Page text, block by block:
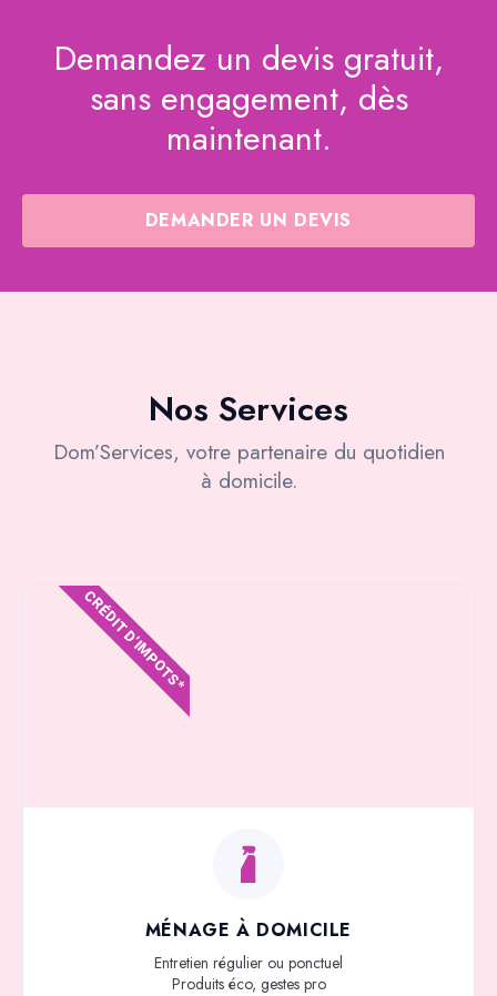
Demandez un devis gratuit,
sans engagement, dès
maintenant.
DEMANDER UN DEVIS
Nos Services
Dom’Services, votre partenaire du quotidien
à domicile.
MÉNAGE À DOMICILE
Entretien régulier ou ponctuel
Produits éco, gestes pro
CRÉDIT D'IMPOTS*